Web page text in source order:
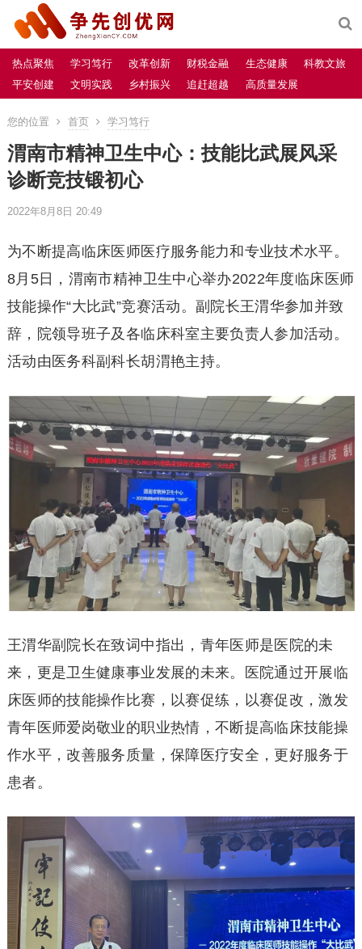
热点聚焦 学习笃行 改革创新 财税金融 生态健康
科教文旅
平安创建
文明实践 乡村振兴 追赶超越 高质量发展
您的位置 首页 学习笃行
渭南市精神卫生中心：技能比武展风采
诊断竞技锻初心
2022年8月8日 20:49
为不断提高临床医师医疗服务能力和专业技术水平。
8月5日，渭南市精神卫生中心举办2022年度临床医师
技能操作“大比武”竞赛活动。副院长王渭华参加并致
辞，院领导班子及各临床科室主要负责人参加活动。
活动由医务科副科长胡渭艳主持。
王渭华副院长在致词中指出，青年医师是医院的未
来，更是卫生健康事业发展的未来。医院通过开展临
床医师的技能操作比赛，以赛促练，以赛促改，激发
青年医师爱岗敬业的职业热情，不断提高临床技能操
作水平，改善服务质量，保障医疗安全，更好服务于
患者。